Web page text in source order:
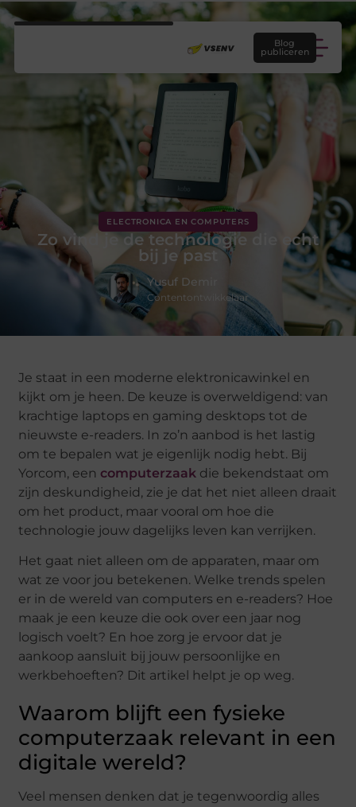
Blog
publiceren
ELECTRONICA EN COMPUTERS
Zo vind je de technologie die echt
bij je past
Yusuf Demir
Contentontwikkelaar
Je staat in een moderne elektronicawinkel en
kijkt om je heen. De keuze is overweldigend: van
krachtige laptops en gaming desktops tot de
nieuwste e-readers. In zo’n aanbod is het lastig
om te bepalen wat je eigenlijk nodig hebt. Bij
Yorcom, eencomputerzaak die bekendstaat om
zijn deskundigheid, zie je dat het niet alleen draait
om het product, maar vooral om hoe die
technologie jouw dagelijks leven kan verrijken.
Het gaat niet alleen om de apparaten, maar om
wat ze voor jou betekenen. Welke trends spelen
er in de wereld van computers en e-readers? Hoe
maak je een keuze die ook over een jaar nog
logisch voelt? En hoe zorg je ervoor dat je
aankoop aansluit bij jouw persoonlijke en
werkbehoeften? Dit artikel helpt je op weg.
Waarom blijft een fysieke
computerzaak relevant in een
digitale wereld?
Veel mensen denken dat je tegenwoordig alles